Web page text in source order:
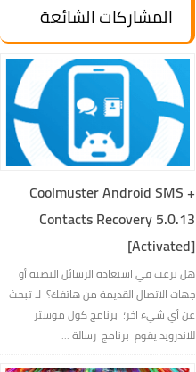
المشاركات الشائعة
Coolmuster Android SMS +
Contacts Recovery 5.0.13
[Activated]
هل ترغب في استعادة الرسائل النصية أو
جهات الاتصال القديمة من هاتفك؟ لا تبحث
عن أي شيء آخر؛ برنامج كول موستر
للاندرويد يقوم برنامج رسالة ...